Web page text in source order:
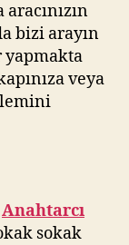
bizi arayın
veya
Anahtarcı
sokak